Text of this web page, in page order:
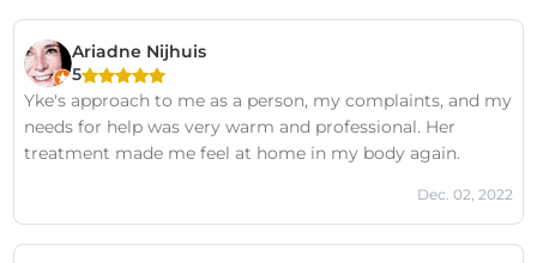
Ariadne Nijhuis
5
Yke's approach to me as a person, my complaints, and my
needs for help was very warm and professional. Her
treatment made me feel at home in my body again.
Dec. 02, 2022